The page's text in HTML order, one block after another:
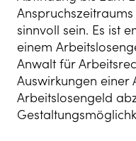
sinnvoll sein. Es ist
einem
Anwalt für
Auswirkungen einer
Arbeitslosengeld